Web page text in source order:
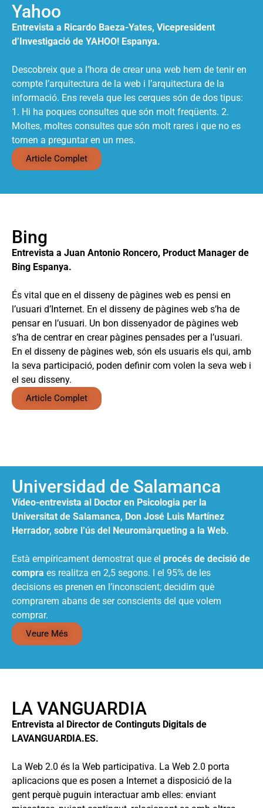
Yahoo
Entrevista a Ricardo Baeza-Yates, Vicepresident
d’Investigació de YAHOO! Espanya.
Descobreix que a l’hora de crear una web hem de tenir en
compte l’arquitectura de la web i l’arquitectura de la
informació. Ens revela que les cerques són de dos tipus:
1. Hi ha poques consultes que són molt freqüents. 2.
Moltes, moltes consultes que són molt rares i que no es
tornen a preguntar en un mes.
Article Complet
Bing
Entrevista a Juan Antonio Roncero, Product Manager de
Bing Espanya.
És vital que en el disseny de pàgines web es pensi en
l’usuari d’Internet. En el disseny de pàgines web s’ha de
pensar en l’usuari. Un bon dissenyador de pàgines web
s’ha de centrar en crear pàgines pensades per a l’usuari.
En el disseny de pàgines web, són els usuaris els qui, amb
la seva participació, poden definir com volen la seva web i
el seu disseny.
Article Complet
Universidad de Salamanca
Vídeo-entrevista al Doctor en Psicologia per la
Universitat de Salamanca, Don José Luis Martínez
Herrador, sobre l’ús del Neuromàrqueting a la Web.
Està empíricament demostrat que el procés de decisió de
compra es realitza en 2,5 segons. I el 95% de les
decisions es prenen en l’inconscient; decidim què
comprarem abans de ser conscients del que volem
comprar.
Veure Més
LA VANGUARDIA
Entrevista al Director de Continguts Digitals de
LAVANGUARDIA.ES.
La Web 2.0 és la Web participativa. La Web 2.0 porta
aplicacions que es posen a Internet a disposició de la
gent perquè puguin interactuar amb elles: enviant